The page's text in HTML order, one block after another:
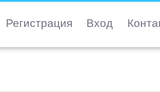
Регистрация Вход